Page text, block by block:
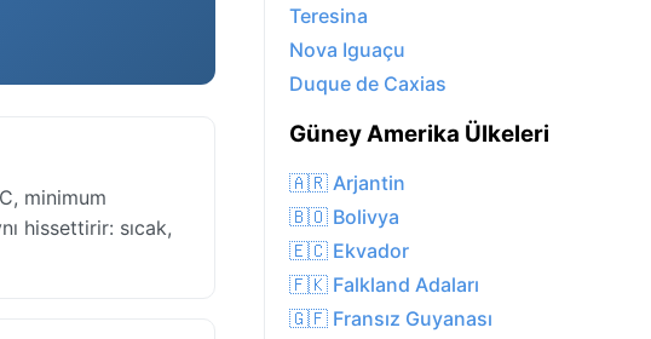
minimum
hissettirir: sıcak,
Teresina
Nova Iguaçu
Duque de Caxias
Güney Amerika Ülkeleri
🇦🇷 Arjantin
🇧🇴 Bolivya
🇪🇨 Ekvador
🇫🇰 Falkland Adaları
🇬🇫 Fransız Guyanası